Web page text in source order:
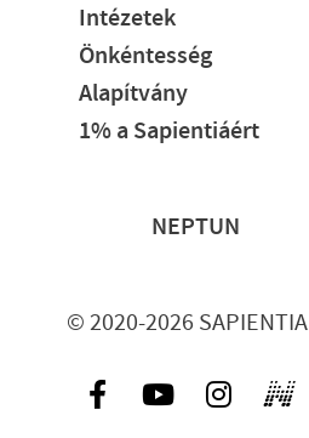
Intézetek
Önkéntesség
Alapítvány
1% a Sapientiáért
Lábléc
NEPTUN
© 2020-2026 SAPIENTIA
Ikon